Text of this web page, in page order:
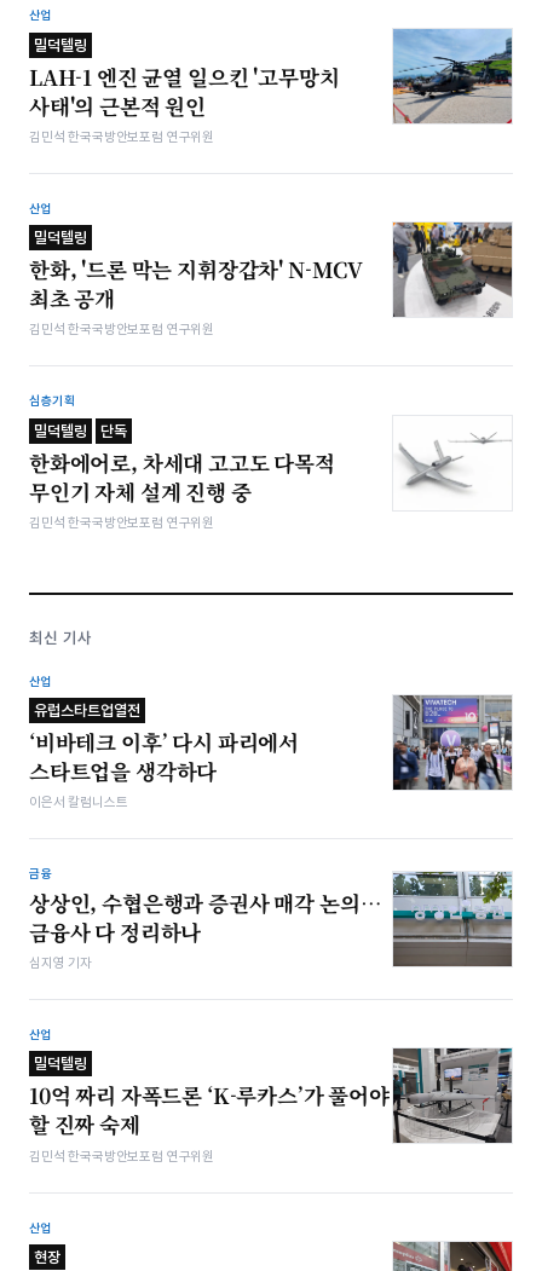
산업
밀덕텔링
LAH-1 엔진 균열 일으킨 '고무망치
사태'의 근본적 원인
김민석 한국국방안보포럼 연구위원
산업
밀덕텔링
한화, '드론 막는 지휘장갑차' N-MCV
최초 공개
김민석 한국국방안보포럼 연구위원
심층기획
밀덕텔링 단독
한화에어로, 차세대 고고도 다목적
무인기 자체 설계 진행 중
김민석 한국국방안보포럼 연구위원
최신 기사
산업
유럽스타트업열전
‘비바테크 이후’ 다시 파리에서
스타트업을 생각하다
이은서 칼럼니스트
금융
상상인, 수협은행과 증권사 매각 논의…
금융사 다 정리하나
심지영 기자
산업
밀덕텔링
10억 짜리 자폭드론 ‘K-루카스’가 풀어야
할 진짜 숙제
김민석 한국국방안보포럼 연구위원
산업
현장